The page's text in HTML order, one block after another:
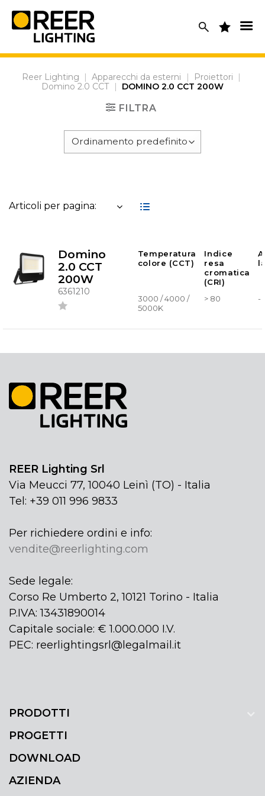
content
Reer Lighting | Apparecchi da esterni | Proiettori
|
Domino 2.0 CCT | DOMINO 2.0 CCT 200W
FILTRA
Articoli per pagina:
Domino
2.0 CCT
200W
6361210
Temperatura
colore (CCT)
Indice
resa
cromatica
(CRI)
3000 / 4000 /
5000K
> 80 -
REER Lighting Srl
Via Meucci 77, 10040 Leinì (TO) - Italia
Tel: +39 011 996 9833
Per richiedere ordini e info:
vendite@reerlighting.com
Sede legale:
Corso Re Umberto 2, 10121 Torino - Italia
P.IVA: 13431890014
Capitale sociale: € 1.000.000 I.V.
PEC: reerlightingsrl@legalmail.it
PRODOTTI
PROGETTI
DOWNLOAD
AZIENDA